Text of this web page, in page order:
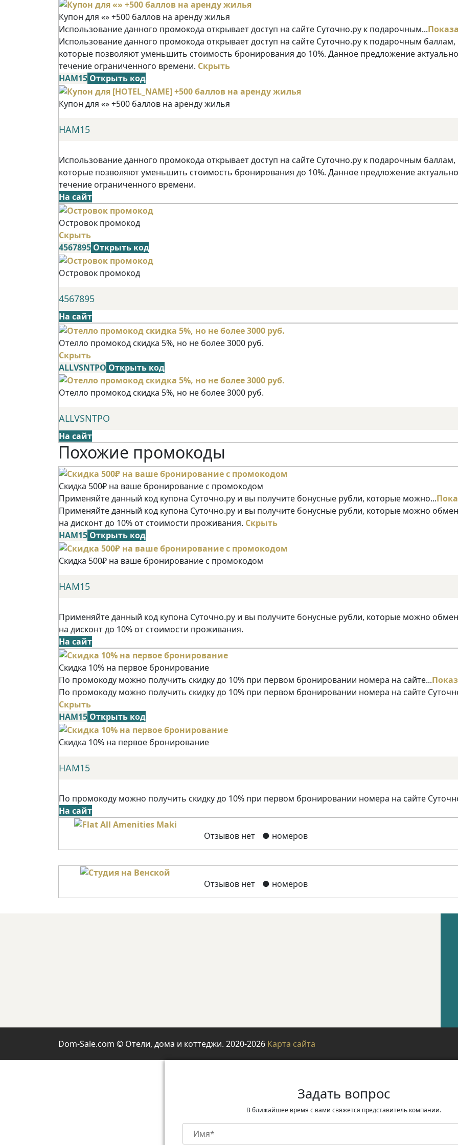
Купон для «» +500 баллов на аренду жилья
Использование данного промокода открывает доступ на сайте Суточно.ру к подарочным...
Использование данного промокода открывает доступ на сайте Суточно.ру к подарочным баллам,
которые позволяют уменьшить стоимость бронирования до 10%. Данное предложение
течение ограниченного времени. Скрыть
НАМ15 Открыть код
Купон для «» +500 баллов на аренду жилья
НАМ15
Использование данного промокода открывает доступ на сайте Суточно.ру к подарочным баллам,
которые позволяют уменьшить стоимость бронирования до 10%. Данное предложение
течение ограниченного времени.
На сайт
Островок промокод
Скрыть
4567895 Открыть код
Островок промокод
4567895
На сайт
Отелло промокод скидка 5%, но не более 3000 руб.
Скрыть
ALLVSNTPO Открыть код
Отелло промокод скидка 5%, но не более 3000 руб.
ALLVSNTPO
На сайт
Похожие промокоды
Скидка 500₽ на ваше бронирование с промокодом
Применяйте данный код купона Суточно.ру и вы получите бонусные рубли, которые можно...
Применяйте данный код купона Суточно.ру и вы получите бонусные рубли, которые можно
на дисконт до 10% от стоимости проживания. Скрыть
НАМ15 Открыть код
Скидка 500₽ на ваше бронирование с промокодом
НАМ15
Применяйте данный код купона Суточно.ру и вы получите бонусные рубли, которые можно
на дисконт до 10% от стоимости проживания.
На сайт
Скидка 10% на первое бронирование
По промокоду можно получить скидку до 10% при первом бронировании номера на сайте...
По промокоду можно получить скидку до 10% при первом бронировании номера на сайте
Скрыть
НАМ15 Открыть код
Скидка 10% на первое бронирование
НАМ15
По промокоду можно получить скидку до 10% при первом бронировании номера на сайте
На сайт
Отзывов нет ● номеров
Отзывов нет ● номеров
Dom-Sale.com © Отели, дома и коттеджи. 2020-2026 Карта сайта
Задать вопрос
В ближайшее время с вами свяжется представитель компании.